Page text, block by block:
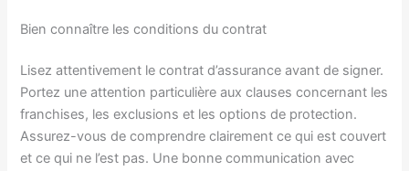
Bien connaître les conditions du contrat
Lisez attentivement le contrat d’assurance avant de signer.
Portez une attention particulière aux clauses concernant les
franchises, les exclusions et les options de protection.
Assurez-vous de comprendre clairement ce qui est couvert
et ce qui ne l’est pas. Une bonne communication avec